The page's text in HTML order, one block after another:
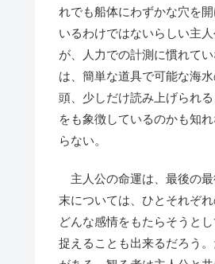
れでも船体にわずかな穴を
いるわけではないらしい主
が、人力での計測に慣れて
は、簡単な道具で可能な海
頭、少しだけ読み上げられ
をも象徴しているのかも知
らない。
主人公の命運は、最後の最
末については、ひとそれぞ
どんな感情をもたらそうと
捉えることも出来るだろう